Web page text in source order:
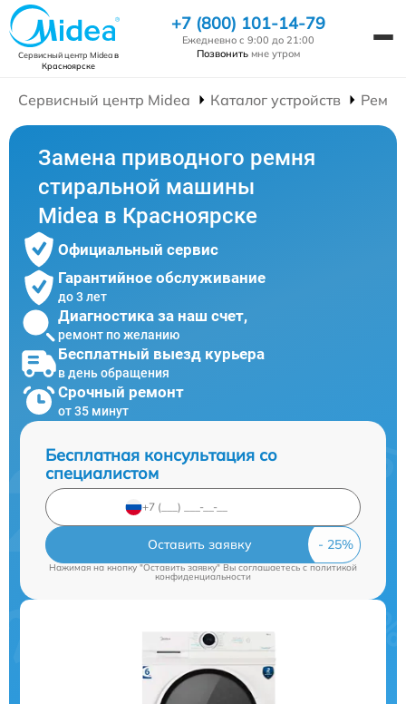
Сервисный центр Mideaв
Красноярске
+7 (800) 101-14-79
Ежедневно с 9:00 до 21:00
Позвонить мне утром
Сервисный центр Midea Каталог устройств
Замена приводного ремня
стиральной машины
Midea в Красноярске
Официальный сервис
Гарантийное обслуживание
до 3 лет
Диагностика за наш счет,
ремонт по желанию
Бесплатный выезд курьера
в день обращения
Срочный ремонт
от 35 минут
Бесплатная консультация со
специалистом
Оставить заявку
Нажимая на кнопку "Оставить заявку" Вы соглашаетесь cполитикой
конфиденциальности